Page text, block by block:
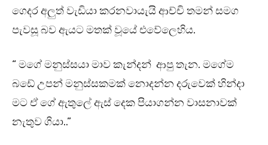
ගෙදර අලුත් වැඩියා කරනවායැයි ආච්චි තමන් සමග
පැවසූ බව ඇයට මතක් වූයේ එවේලෙහිය.
“ මගේ මනුස්සයා මාව කැන්දන් ආපු තැන. මගේම
බඩේ උපන් මනුස්සකමක් නොදන්න දරුවෙක් හින්දා
මට ඒ ගේ ඇතුලේ ඇස් දෙක පියාගන්න වාසනාවක්
නැතුව ගියා..”